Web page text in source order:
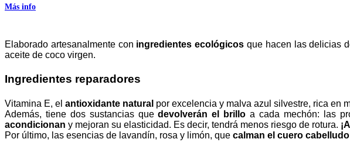
Más info
Elaborado artesanalmente con ingredientes ecológicos que hacen las delicias
aceite de coco virgen.
Ingredientes reparadores
Vitamina E, el antioxidante natural por excelencia y malva azul silvestre, rica en
Además, tiene dos sustancias quedevolverán el brillo a cada mechón: las
acondicionan y mejoran su elasticidad. Es decir, tendrá menos riesgo de rotura.
Por último, las esencias de lavandín, rosa y limón, que calman el cuero cabelludo